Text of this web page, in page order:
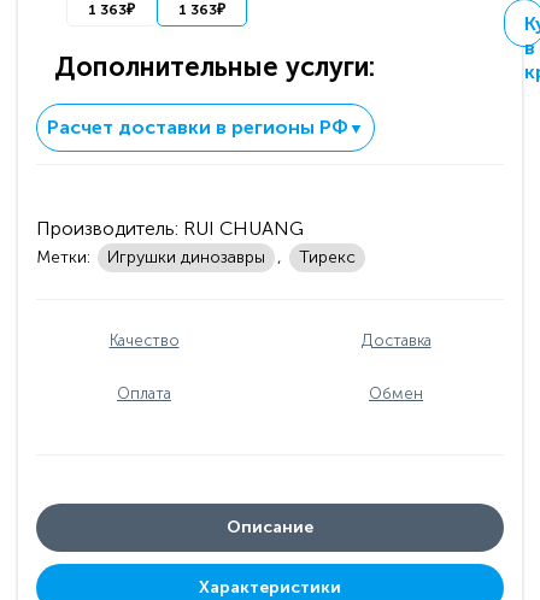
1 363₽ 1 363₽
Дополнительные услуги:
в
Расчет доставки в регионы РФ ▼
Производитель: RUI CHUANG
Метки: Игрушки динозавры , Тирекс
Качество Доставка
Оплата Обмен
Описание
Характеристики